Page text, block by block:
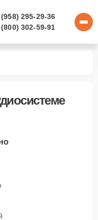
(958) 295-29-36
(800) 302-59-91